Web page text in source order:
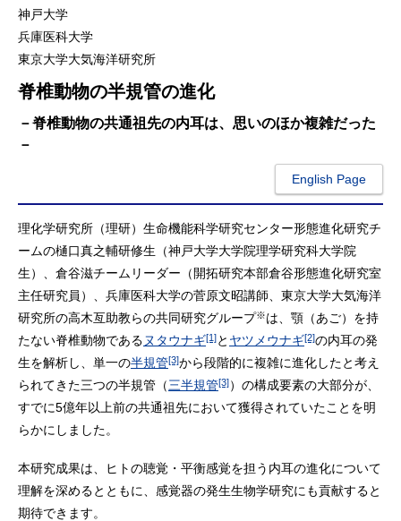
神戸大学
兵庫医科大学
東京大学大気海洋研究所
脊椎動物の半規管の進化
－脊椎動物の共通祖先の内耳は、思いのほか複雑だった
－
English Page
理化学研究所（理研）生命機能科学研究センター形態進化研究チ
ームの樋口真之輔研修生（神戸大学大学院理学研究科大学院
生）、倉谷滋チームリーダー（開拓研究本部倉谷形態進化研究室
主任研究員）、兵庫医科大学の菅原文昭講師、東京大学大気海洋
研究所の高木亙助教らの共同研究グループ※は、顎（あご）を持
たない脊椎動物であるヌタウナギ[1]と ヤツメウナギ[2]の内耳の発
生を解析し、単一の半規管[3]から段階的に複雑に進化したと考え
られてきた三つの半規管（三半規管[3]）の構成要素の大部分が、
すでに5億年以上前の共通祖先において獲得されていたことを明
らかにしました。
本研究成果は、ヒトの聴覚・平衡感覚を担う内耳の進化について
理解を深めるとともに、感覚器の発生生物学研究にも貢献すると
期待できます。